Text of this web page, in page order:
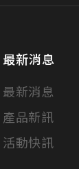
最新消息
最新消息
產品新訊
活動快訊